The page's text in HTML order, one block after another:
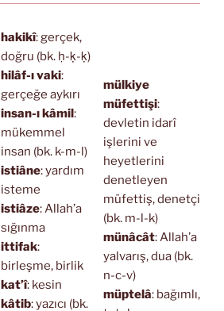
hakikî: gerçek,
doğru (bk. ḥ-ḳ-ḳ)
hilâf-ı vaki:
gerçeğe aykırı
insan-ı kâmil:
mükemmel
insan (bk. k-m-l)
istiâne: yardım
isteme
istiâze: Allah’a
sığınma
ittifak:
birleşme, birlik
kat’î: kesin
kâtib: yazıcı (bk.
mülkiye
müfettişi:
devletin idarî
işlerini ve
heyetlerini
denetleyen
müfettiş, denetçi
(bk. m-l-k)
münâcât: Allah’a
yalvarış, dua (bk.
n-c-v)
müptelâ: bağımlı,